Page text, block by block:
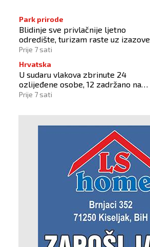
Park prirode
Blidinje sve privlačnije ljetno
odredište, turizam raste uz izazove
očuvanja prirode
Prije 7 sati
Hrvatska
U sudaru vlakova zbrinute 24
ozlijeđene osobe, 12 zadržano na
liječenju
Prije 7 sati